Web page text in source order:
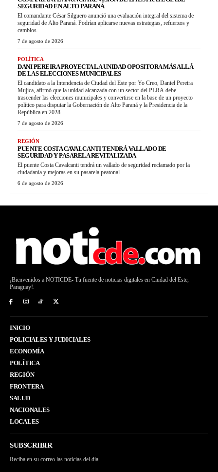
SEGURIDAD EN ALTO PARANÁ
El comandante César Silguero anunció una evaluación integral del sistema de
seguridad de Alto Paraná. Podrían aplicarse nuevas estrategias, refuerzos y
cambios.
7 de agosto de 2026
POLÍTICA
DANI PEREIRA PROYECTA LA UNIDAD OPOSITORA MÁS ALLÁ
DE LAS ELECCIONES MUNICIPALES
El candidato a la Intendencia de Ciudad del Este por Yo Creo, Daniel Pereira
Mujica, afirmó que la unidad alcanzada con un sector del PLRA debe
trascender las elecciones municipales y convertirse en la base de un proyecto
político para disputar la Gobernación de Alto Paraná y la Presidencia de la
República en 2028.
7 de agosto de 2026
REGIÓN
PUENTE COSTA CAVALCANTI TENDRÁ VALLADO DE
SEGURIDAD Y PASARELA REVITALIZADA
El puente Costa Cavalcanti tendrá un vallado de seguridad reclamado por la
ciudadanía y mejoras en su pasarela peatonal.
6 de agosto de 2026
¡Bienvenidos a NOTICDE- Tu fuente de noticias digitales en Ciudad del Este,
Paraguay!.
INICIO
POLICIALES Y JUDICIALES
ECONOMÍA
POLÍTICA
REGIÓN
FRONTERA
SALUD
NACIONALES
LOCALES
SUBSCRIBIR
Reciba en su correo las noticias del día.